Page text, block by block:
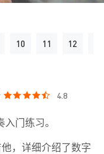
10 11 12
4.8
门练习。
，详细介绍了数字